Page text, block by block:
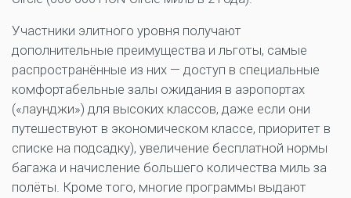
Участники элитного уровня получают
дополнительные преимущества и льготы, самые
распространённые из них — доступ в специальные
комфортабельные залы ожидания в аэропортах
(«лаунджи») для высоких классов, даже если они
путешествуют в экономическом классе, приоритет в
списке на подсадку), увеличение бесплатной нормы
багажа и начисление большего количества миль за
полёты. Кроме того, многие программы выдают